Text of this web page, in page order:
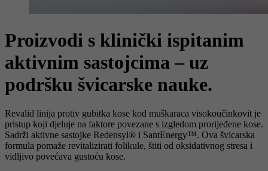
Proizvodi s klinički ispitanim
aktivnim sastojcima – uz
podršku švicarske nauke.
Revalid linija protiv gubitka kose kod muškaraca visokoučinkovit je
pristup koji djeluje na faktore povezane s izgledom prorijeđene kose.
Sadrži aktivne sastojke Redensyl® i SantEnergy™. Ova švicarska
formula pomaže revitalizirati folikule, štiti od oksidativnog stresa i
vidljivo povećava gustoću kose.